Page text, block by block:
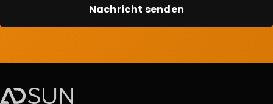
Nachricht senden